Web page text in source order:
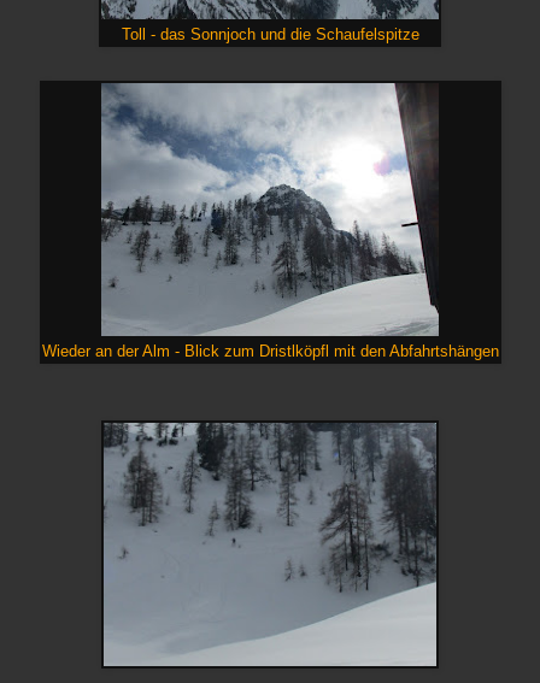
Toll - das Sonnjoch und die Schaufelspitze
Wieder an der Alm - Blick zum Dristlköpfl mit den Abfahrtshängen